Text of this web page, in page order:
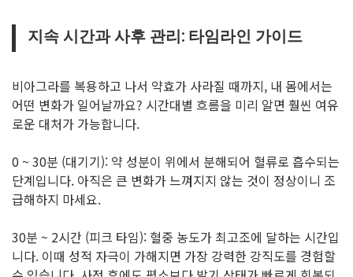
지속 시간과 사후 관리: 타임라인 가이드
비아그라를 복용하고 나서 약효가 사라질 때까지, 내 몸에서는
어떤 변화가 일어날까요? 시간대별 흐름을 미리 알면 훨씬 여유
로운 대처가 가능합니다.
0 ~ 30분 (대기기): 약 성분이 위에서 분해되어 혈류로 흡수되는
단계입니다. 아직은 큰 변화가 느껴지지 않는 것이 정상이니 조
급해하지 마세요.
30분 ~ 2시간 (피크 타임): 혈중 농도가 최고조에 달하는 시간입
니다. 이때 성적 자극이 가해지면 가장 강력한 강직도를 경험할